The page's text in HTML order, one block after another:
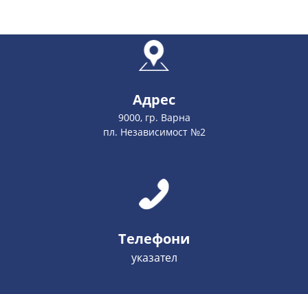
Адрес
9000, гр. Варна
пл. Независимост №2
Телефони
указател